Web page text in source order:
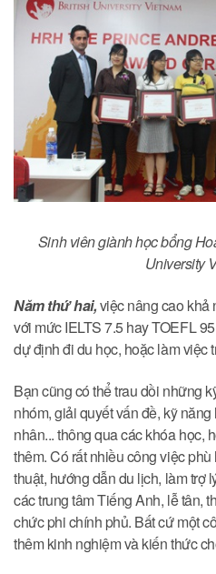
Sinh viên giành học bổng
University
Năm thứ hai,việc nâng cao
với mức IELTS 7.5 hay TOEFL
dự định đi du học, hoặc làm việc
Bạn cũng có thể trau dồi những
nhóm, giải quyết vấn đề, kỹ
nhân... thông qua các khóa học,
thêm. Có rất nhiều công việc
thuật, hướng dẫn du lịch, làm trợ
các trung tâm Tiếng Anh, lễ tân,
chức phi chính phủ. Bất cứ một
thêm kinh nghiệm và kiến thức